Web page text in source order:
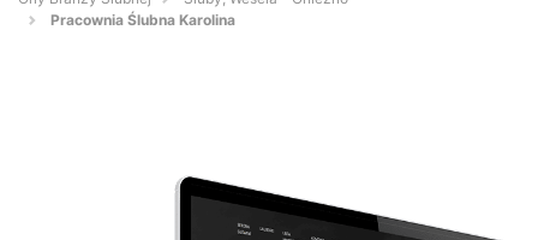
Pracownia Ślubna Karolina